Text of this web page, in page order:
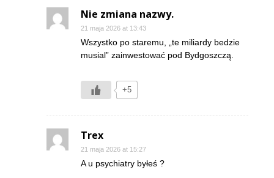
Nie zmiana nazwy.
21 maja 2026 at 13:43
Wszystko po staremu, „te miliardy bedzie
musial” zainwestować pod Bydgoszczą.
+5
Trex
21 maja 2026 at 15:27
A u psychiatry byłeś ?